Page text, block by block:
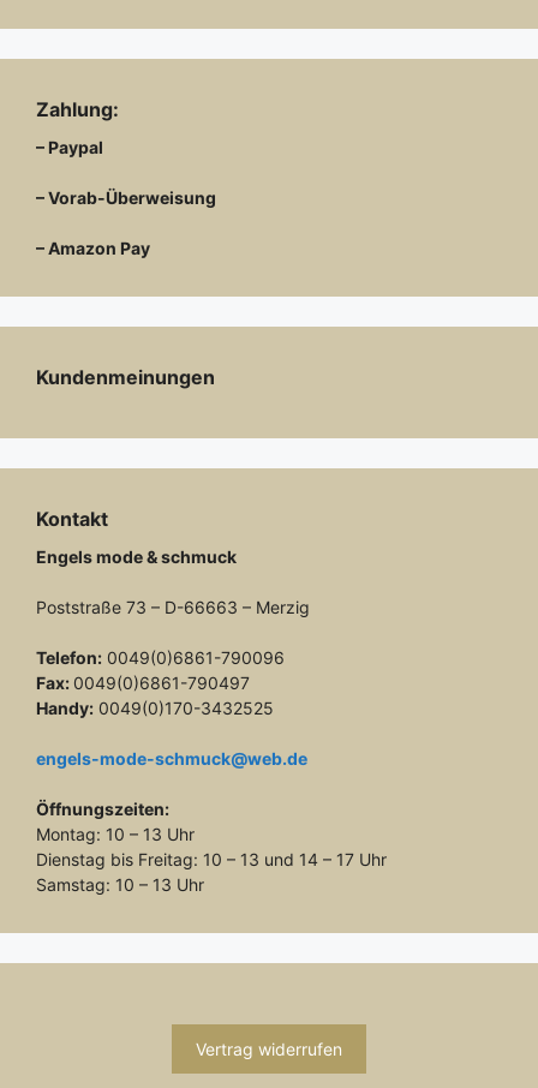
Zahlung:
– Paypal
– Vorab-Überweisung
– Amazon Pay
Kundenmeinungen
Kontakt
Engels mode & schmuck
Poststraße 73 – D-66663 – Merzig
Telefon: 0049(0)6861-790096
Fax: 0049(0)6861-790497
Handy: 0049(0)170-3432525
engels-mode-schmuck@web.de
Öffnungszeiten:
Montag: 10 – 13 Uhr
Dienstag bis Freitag: 10 – 13 und 14 – 17 Uhr
Samstag: 10 – 13 Uhr
Vertrag widerrufen